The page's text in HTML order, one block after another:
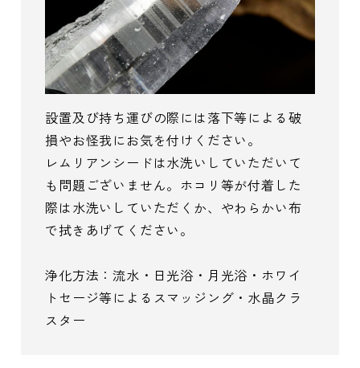
設置及び持ち運びの際には落下等による破
損やお怪我にお気を付けください。
レムリアンシードは水洗いしていただいて
も問題ございません。ホコリ等が付着した
際は水洗いしていただくか、やわらかい布
で拭きあげてください。
浄化方法：流水・日光浴・月光浴・ホワイ
トセージ等によるスマッジング・水晶クラ
スター